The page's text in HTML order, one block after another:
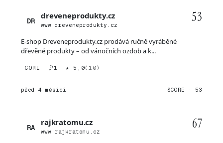
DR
dreveneprodukty.cz
www.dreveneprodukty.cz
53
E-shop Dreveneprodukty.cz prodává ručně vyráběné
dřevěné produkty – od vánočních ozdob a k...
CORE 1 ★ 5,0(10)
před 4 měsíci SCORE · 53
RA
rajkratomu.cz
www.rajkratomu.cz
67